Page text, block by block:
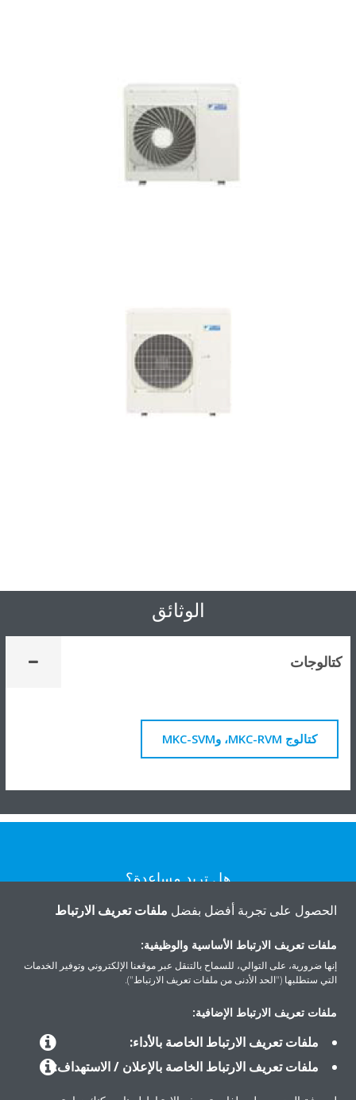
الوثائق
كتالوجات
كتالوج MKC-RVM، وMKC-SVM
هل تريد مساعدة؟
المنتجات
الحصول على تجربة أفضل بفضل ملفات تعريف الارتباط
ملفات تعريف الارتباط الأساسية والوظيفية:
إنها ضرورية، على التوالي، للسماح بالتنقل عبر موقعنا الإلكتروني وتوفير الخدمات
التي ستطلبها ("الحد الأدنى من ملفات تعريف الارتباط").
ملفات تعريف الارتباط الإضافية:
ملفات تعريف الارتباط الخاصة بالأداء:
ملفات تعريف الارتباط الخاصة بالإعلان / الاستهداف: